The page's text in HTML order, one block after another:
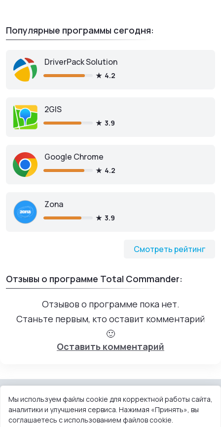
Популярные программы сегодня:
Смотреть рейтинг
DriverPack Solution
4.2
2GIS
3.9
Google Chrome
4.2
Zona
3.9
Отзывы о программе Total Commander:
Отзывов о программе пока нет.
Станьте первым, кто оставит комментарий
🙂
Оставить комментарий
КОНТАКТЫ
ПОЛЬЗОВАТЕЛЬСКОЕ СОГЛАШЕНИЕ
Мы используем файлы cookie для корректной работы сайта,
аналитики и улучшения сервиса. Нажимая «Принять», вы
соглашаетесь с использованием файлов cookie.